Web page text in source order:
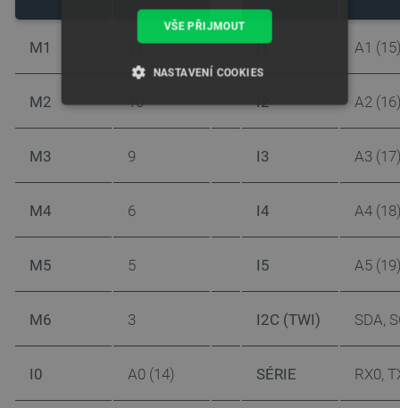
M1 11 I1 A1
M2 10 I2 A2
M3 9 I3 A3
M4 6 I4 A4
M5 5 I5 A5
M6 3 I2C (TWI) SDA,
I0 A0 (14) SÉRIE RX0,
VŠE PŘIJMOUT
NASTAVENÍ COOKIES
VÝKONOVÉ SOUBORY
FUNKČNÍ SOUBORY
Nezbytně nutné soubory Výkonové soubory
Soubory cílení Funkční soubory
Nezbytně nutné soubory cookie umožňují základní